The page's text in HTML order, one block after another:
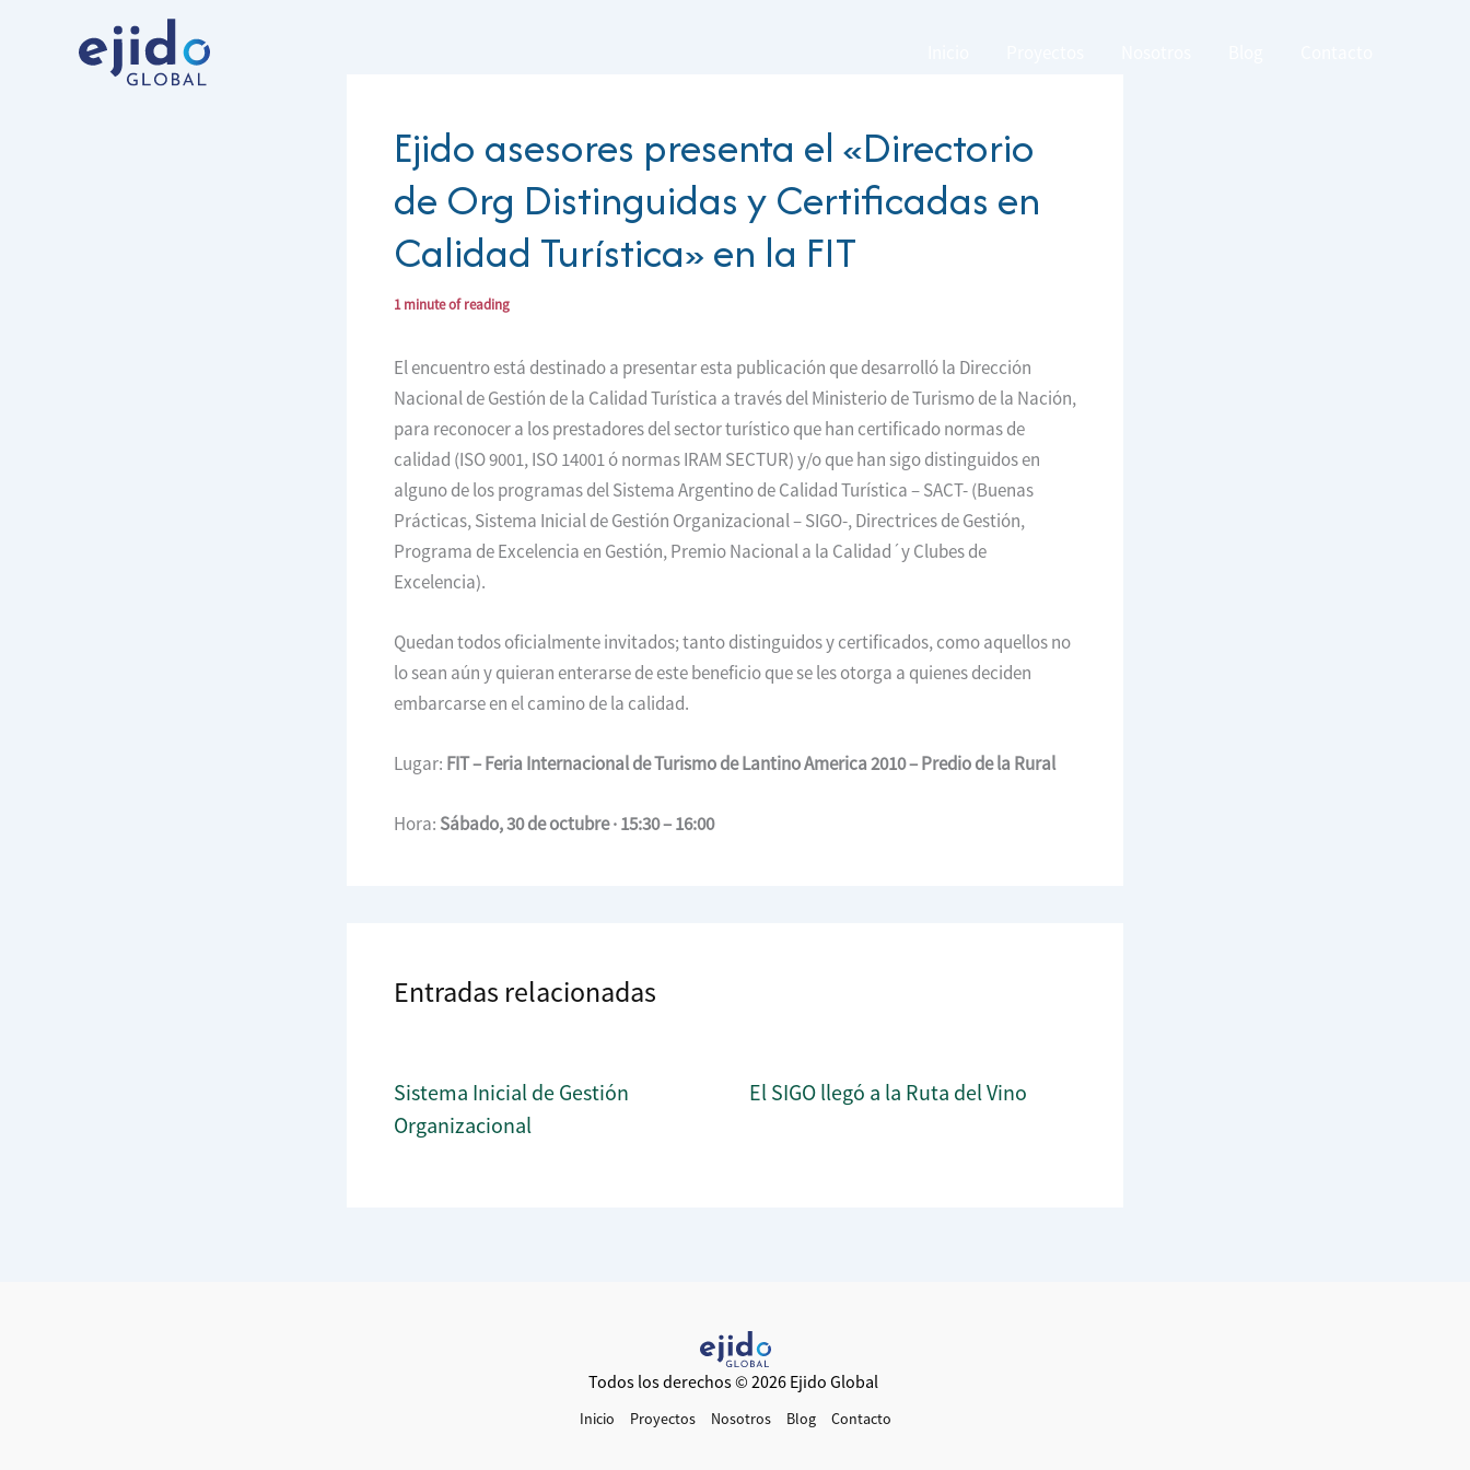
Ejido asesores presenta el «Directorio
de Org Distinguidas y Certificadas en
Calidad Turística» en la FIT
1 minute of reading
El encuentro está destinado a presentar esta publicación que desarrolló la Dirección
Nacional de Gestión de la Calidad Turística a través del Ministerio de Turismo de la Nación,
para reconocer a los prestadores del sector turístico que han certificado normas de
calidad (ISO 9001, ISO 14001 ó normas IRAM SECTUR) y/o que han sigo distinguidos en
alguno de los programas del Sistema Argentino de Calidad Turística – SACT- (Buenas
Prácticas, Sistema Inicial de Gestión Organizacional – SIGO-, Directrices de Gestión,
Programa de Excelencia en Gestión, Premio Nacional a la Calidad´y Clubes de
Excelencia).
Quedan todos oficialmente invitados; tanto distinguidos y certificados, como aquellos no
lo sean aún y quieran enterarse de este beneficio que se les otorga a quienes deciden
embarcarse en el camino de la calidad.
Lugar: FIT – Feria Internacional de Turismo de Lantino America 2010 – Predio de la Rural
Hora: Sábado, 30 de octubre · 15:30 – 16:00
Entradas relacionadas
Sistema Inicial de Gestión
Organizacional
El SIGO llegó a la Ruta del Vino
Todos los derechos © 2026 Ejido Global
Inicio Proyectos Nosotros Blog Contacto